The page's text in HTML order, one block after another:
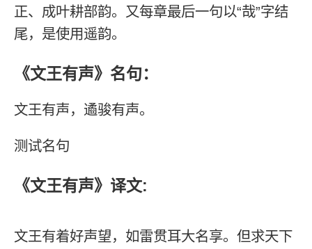
正、成叶耕部韵。又每章最后一句以“哉”字结
尾，是使用遥韵。
《文王有声》名句：
文王有声，遹骏有声。
测试名句
《文王有声》译文:
文王有着好声望，如雷贯耳大名享。但求天下